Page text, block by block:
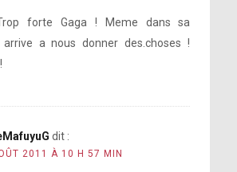
forte Gaga ! Meme dans sa
arrive a nous donner des.choses !
dit :
2011 À 10 H 57 MIN